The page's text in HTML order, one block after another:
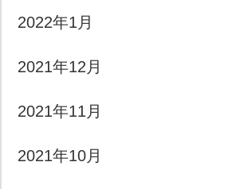
2022年1月
2021年12月
2021年11月
2021年10月